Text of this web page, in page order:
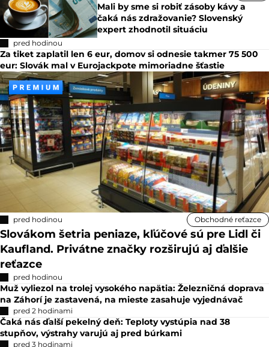
Mali by sme si robiť zásoby kávy a
čaká nás zdražovanie? Slovenský
expert zhodnotil situáciu
pred hodinou
Za tiket zaplatil len 6 eur, domov si odnesie takmer 75 500
eur: Slovák mal v Eurojackpote mimoriadne šťastie
pred hodinou Obchodné reťazce
Slovákom šetria peniaze, kľúčové sú pre Lidl či
Kaufland. Privátne značky rozširujú aj ďalšie
reťazce
pred hodinou
Muž vyliezol na trolej vysokého napätia: Železničná doprava
na Záhorí je zastavená, na mieste zasahuje vyjednávač
pred 2 hodinami
Čaká nás ďalší pekelný deň: Teploty vystúpia nad 38
stupňov, výstrahy varujú aj pred búrkami
pred 3 hodinami